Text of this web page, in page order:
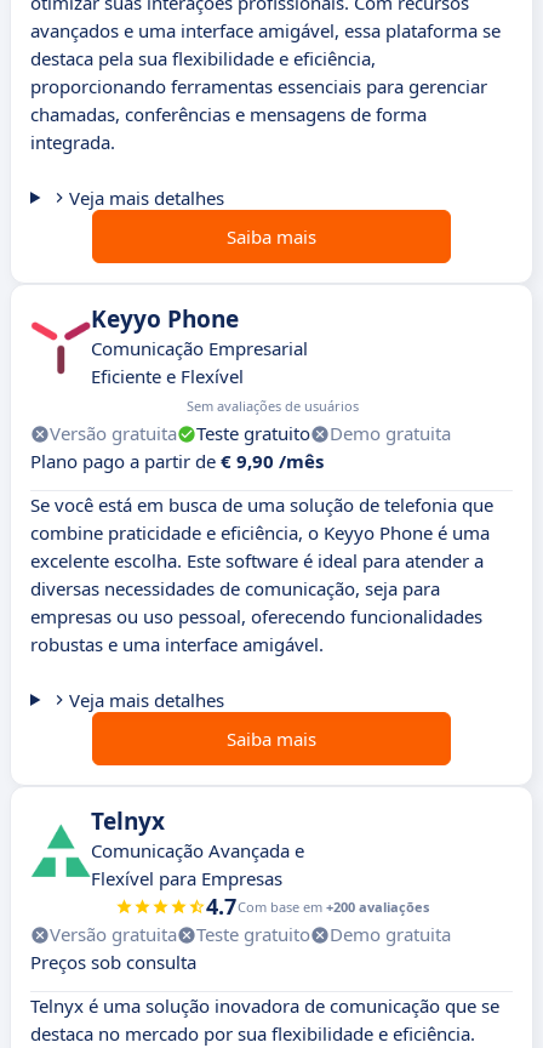
avançados e uma interface amigável, essa plataforma se
destaca pela sua flexibilidade e eficiência,
proporcionando ferramentas essenciais para gerenciar
chamadas, conferências e mensagens de forma
integrada.
Veja mais detalhes
Saiba mais
Keyyo Phone
Comunicação Empresarial
Eficiente e Flexível
Sem avaliações de usuários
Versão gratuita Teste gratuito
Demo gratuita
Plano pago a partir de € 9,90 /mês
Se você está em busca de uma solução de telefonia que
combine praticidade e eficiência, o Keyyo Phone é uma
excelente escolha. Este software é ideal para atender a
diversas necessidades de comunicação, seja para
empresas ou uso pessoal, oferecendo funcionalidades
robustas e uma interface amigável.
Veja mais detalhes
Saiba mais
Telnyx
Comunicação Avançada e
Flexível para Empresas
4.7Com base em +200 avaliações
Versão gratuita Teste gratuito
Demo gratuita
Preços sob consulta
Telnyx é uma solução inovadora de comunicação que se
destaca no mercado por sua flexibilidade e eficiência.